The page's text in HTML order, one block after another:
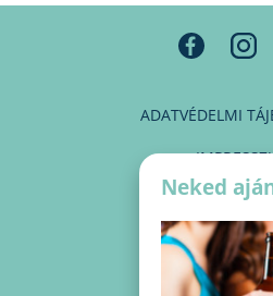
ADATVÉDELMI
Neked